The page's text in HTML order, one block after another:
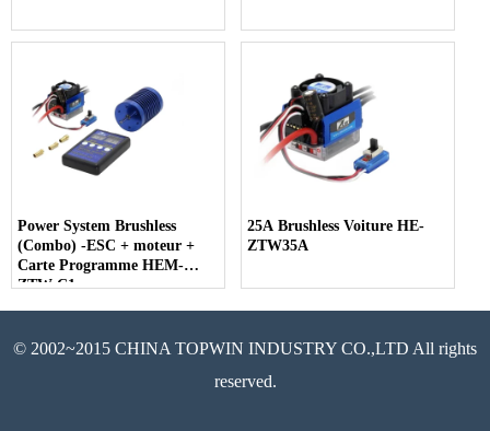
Power System Brushless
(Combo) -ESC + moteur +
Carte Programme HEM-
ZTW-C1
25A Brushless Voiture HE-
ZTW35A
© 2002~2015 CHINA TOPWIN INDUSTRY CO.,LTD All rights
reserved.